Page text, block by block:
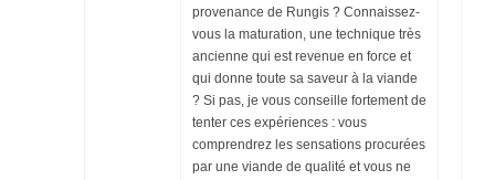
provenance de Rungis ? Connaissez-
vous la maturation, une technique très
ancienne qui est revenue en force et
qui donne toute sa saveur à la viande
? Si pas, je vous conseille fortement de
tenter ces expériences : vous
comprendrez les sensations procurées
par une viande de qualité et vous ne